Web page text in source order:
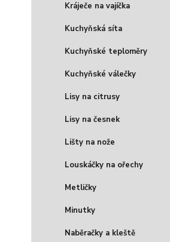
Kráječe na vajíčka
Kuchyňská síta
Kuchyňské teploměry
Kuchyňské válečky
Lisy na citrusy
Lisy na česnek
Lišty na nože
Louskáčky na ořechy
Metličky
Minutky
Naběračky a kleště